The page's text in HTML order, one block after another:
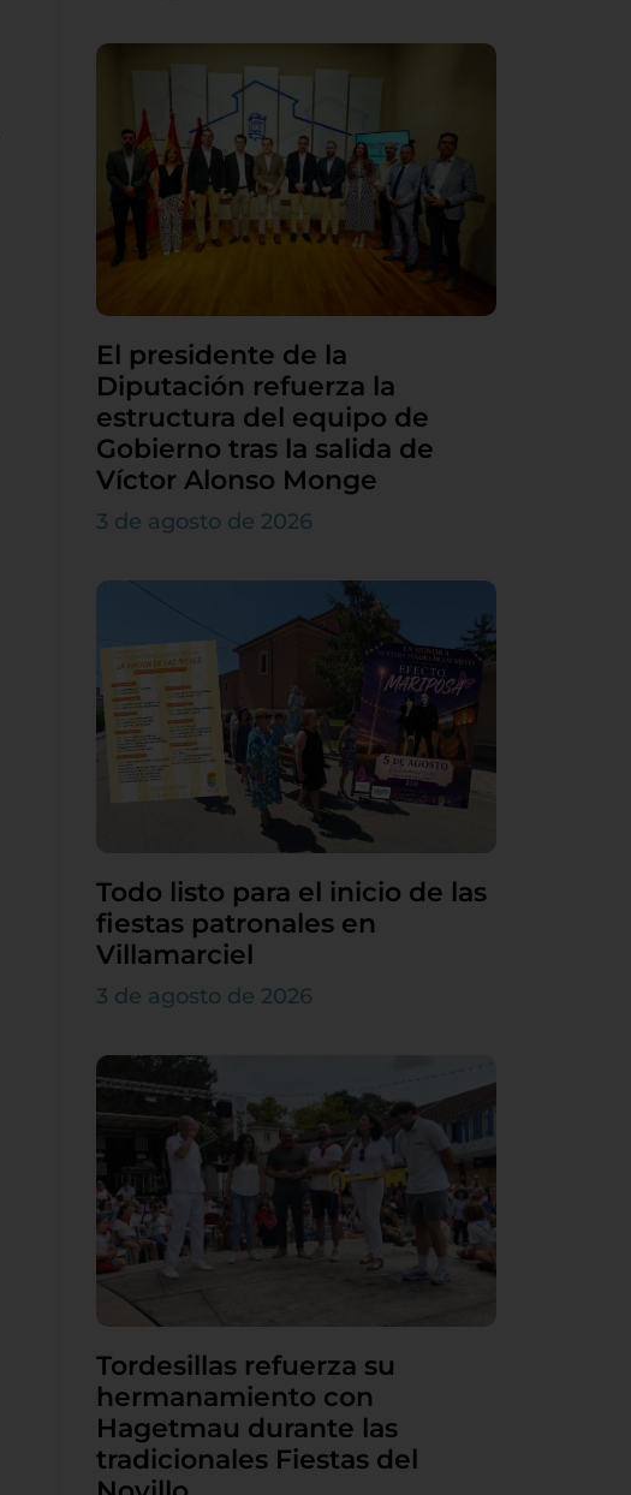
El presidente de la
Diputación refuerza la
estructura del equipo de
Gobierno tras la salida de
Víctor Alonso Monge
3 de agosto de 2026
Todo listo para el inicio de las
fiestas patronales en
Villamarciel
3 de agosto de 2026
Tordesillas refuerza su
hermanamiento con
Hagetmau durante las
tradicionales Fiestas del